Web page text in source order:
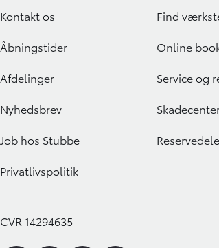
Kontakt os
Åbningstider
Afdelinger
Nyhedsbrev
Job hos Stubbe
Privatlivspolitik
Find
Online
Service og
CVR 14294635